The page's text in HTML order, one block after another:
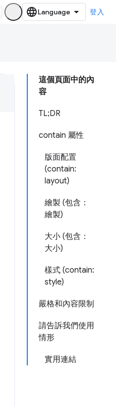
登入
這個頁面中的內
容
TL;DR
contain 屬性
版面配置
(contain:
layout)
繪製 (包含：
繪製)
大小 (包含：
大小)
樣式 (contain:
style)
嚴格和內容限制
請告訴我們使用
情形
實用連結